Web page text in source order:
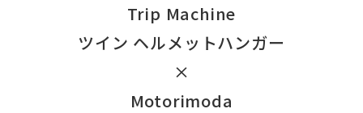
Trip Machine
ツイン ヘルメットハンガー
×
Motorimoda